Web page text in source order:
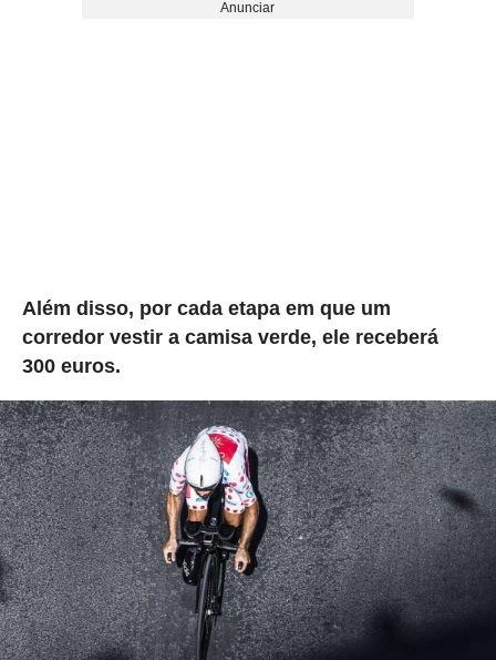
Anunciar
Além disso, por cada etapa em que um
corredor vestir a camisa verde, ele receberá
300 euros.